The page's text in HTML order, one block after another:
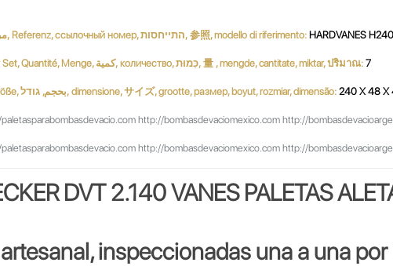
Referencia, Reference, مرجع, Referenz, ссылочный номер, התייחסות, 参照, modello di riferimento:HARDVANES
Cantidad, Quantity, Parts per Set, Quantité, Menge, كمية, количество, כַּמוּת, 量 , mengde, cantitate, miktar, ปริมาณ: 7
Tamaño, Size, Dimension, Größe, بحجم, גודל, dimensione, サイズ, grootte, размер, boyut, rozmiar, dimensão: 240 X 48 X
http://bombasdevaciomexico.com http://
http://bombasdevaciomexico.com http://
DVT 2.140 VANES PALETAS
inspeccionadas una a una